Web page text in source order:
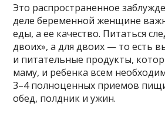
Это распространенное
деле беременной женщине
еды, а ее качество. Питаться
двоих», а для двоих — то есть
и питательные продукты,
маму, и ребенка всем
3–4 полноценных приемов
обед, полдник и ужин.